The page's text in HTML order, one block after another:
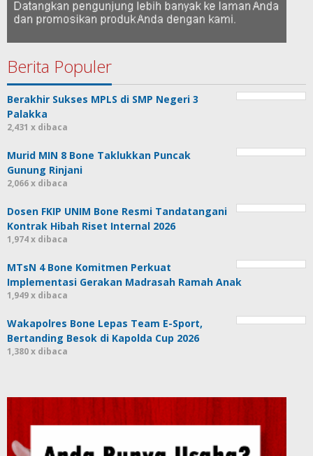
Berita Populer
Berakhir Sukses MPLS di SMP Negeri 3
Palakka
2,431 x dibaca
Murid MIN 8 Bone Taklukkan Puncak
Gunung Rinjani
2,066 x dibaca
Dosen FKIP UNIM Bone Resmi Tandatangani
Kontrak Hibah Riset Internal 2026
1,974 x dibaca
MTsN 4 Bone Komitmen Perkuat
Implementasi Gerakan Madrasah Ramah Anak
1,949 x dibaca
Wakapolres Bone Lepas Team E-Sport,
Bertanding Besok di Kapolda Cup 2026
1,380 x dibaca